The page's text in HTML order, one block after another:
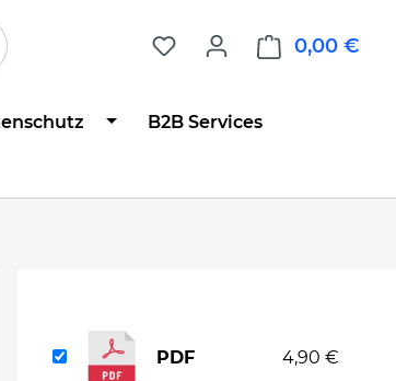
0,00 €
B2B Services
PDF 4,90 €